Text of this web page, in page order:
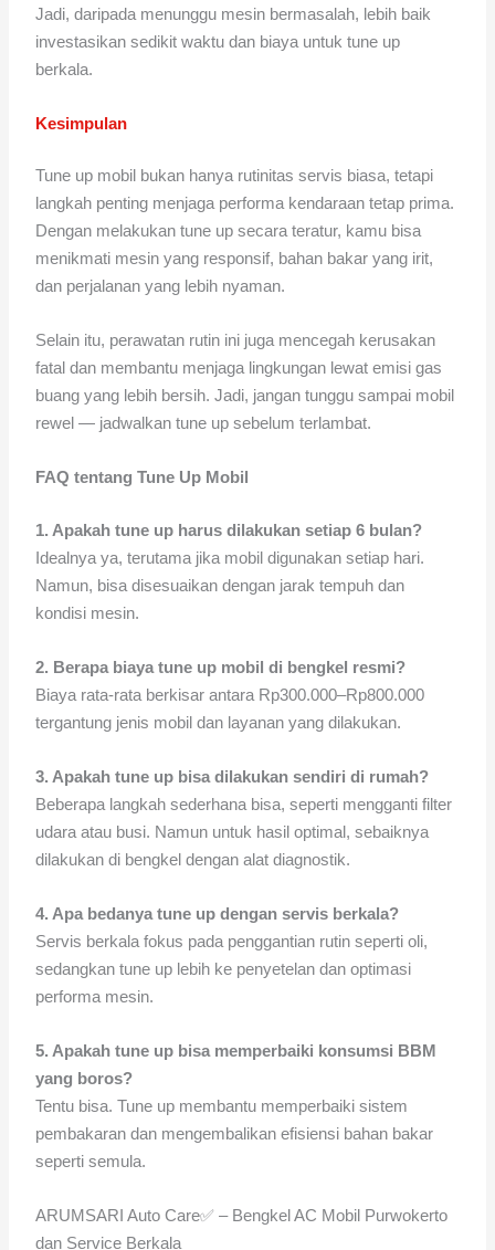
Jadi, daripada menunggu mesin bermasalah, lebih baik
investasikan sedikit waktu dan biaya untuk tune up
berkala.
Kesimpulan
Tune up mobil bukan hanya rutinitas servis biasa, tetapi
langkah penting menjaga performa kendaraan tetap prima.
Dengan melakukan tune up secara teratur, kamu bisa
menikmati mesin yang responsif, bahan bakar yang irit,
dan perjalanan yang lebih nyaman.
Selain itu, perawatan rutin ini juga mencegah kerusakan
fatal dan membantu menjaga lingkungan lewat emisi gas
buang yang lebih bersih. Jadi, jangan tunggu sampai mobil
rewel — jadwalkan tune up sebelum terlambat.
FAQ tentang Tune Up Mobil
1. Apakah tune up harus dilakukan setiap 6 bulan?
Idealnya ya, terutama jika mobil digunakan setiap hari.
Namun, bisa disesuaikan dengan jarak tempuh dan
kondisi mesin.
2. Berapa biaya tune up mobil di bengkel resmi?
Biaya rata-rata berkisar antara Rp300.000–Rp800.000
tergantung jenis mobil dan layanan yang dilakukan.
3. Apakah tune up bisa dilakukan sendiri di rumah?
Beberapa langkah sederhana bisa, seperti mengganti filter
udara atau busi. Namun untuk hasil optimal, sebaiknya
dilakukan di bengkel dengan alat diagnostik.
4. Apa bedanya tune up dengan servis berkala?
Servis berkala fokus pada penggantian rutin seperti oli,
sedangkan tune up lebih ke penyetelan dan optimasi
performa mesin.
5. Apakah tune up bisa memperbaiki konsumsi BBM
yang boros?
Tentu bisa. Tune up membantu memperbaiki sistem
pembakaran dan mengembalikan efisiensi bahan bakar
seperti semula.
ARUMSARI Auto Care✅ – Bengkel AC Mobil Purwokerto
dan Service Berkala